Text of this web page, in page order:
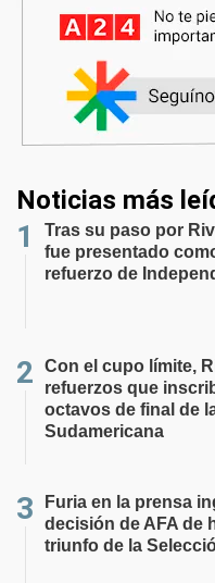
Noticias más
Tras su paso por
fue presentado
refuerzo de
Con el cupo límite,
refuerzos que
octavos de final de
Sudamericana
Furia en la prensa
decisión de AFA de
triunfo de la